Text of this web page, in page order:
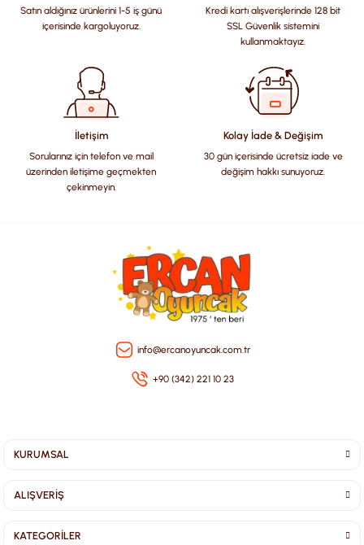
Ürün resmi kalitesiz, bozuk veya görüntülenemiyor.
Ürün açıklamasında eksik bilgiler bulunuyor.
Ürün bilgilerinde hatalar bulunuyor.
Ürün fiyatı diğer sitelerden daha pahalı.
Bu ürüne benzer farklı alternatifler olmalı.
Satın aldığınız ürünlerini 1-5 iş günü
içerisinde kargoluyoruz.
Kredi kartı alışverişlerinde 128 bit
SSL Güvenlik sistemini
kullanmaktayız.
İletişim
Sorularınız için telefon ve mail
üzerinden iletişime geçmekten
çekinmeyin.
Kolay İade & Değişim
30 gün içerisinde ücretsiz iade ve
değişim hakkı sunuyoruz.
info@ercanoyuncak.com.tr
+90 (342) 221 10 23
KURUMSAL
ALIŞVERİŞ
KATEGORİLER